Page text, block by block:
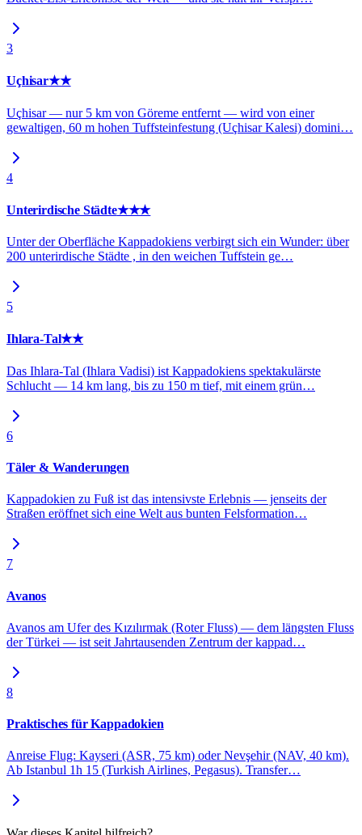
3
Uçhisar★★
Uçhisar — nur 5 km von Göreme entfernt — wird von einer
gewaltigen, 60 m hohen Tuffsteinfestung (Uçhisar Kalesi) domini…
4
Unterirdische Städte★★★
Unter der Oberfläche Kappadokiens verbirgt sich ein Wunder: über
200 unterirdische Städte , in den weichen Tuffstein ge…
5
Ihlara-Tal★★
Das Ihlara-Tal (Ihlara Vadisi) ist Kappadokiens spektakulärste
Schlucht — 14 km lang, bis zu 150 m tief, mit einem grün…
6
Täler & Wanderungen
Kappadokien zu Fuß ist das intensivste Erlebnis — jenseits der
Straßen eröffnet sich eine Welt aus bunten Felsformation…
7
Avanos
Avanos am Ufer des Kızılırmak (Roter Fluss) — dem längsten Fluss
der Türkei — ist seit Jahrtausenden Zentrum der kappad…
8
Praktisches für Kappadokien
Anreise Flug: Kayseri (ASR, 75 km) oder Nevşehir (NAV, 40 km).
Ab Istanbul 1h 15 (Turkish Airlines, Pegasus). Transfer…